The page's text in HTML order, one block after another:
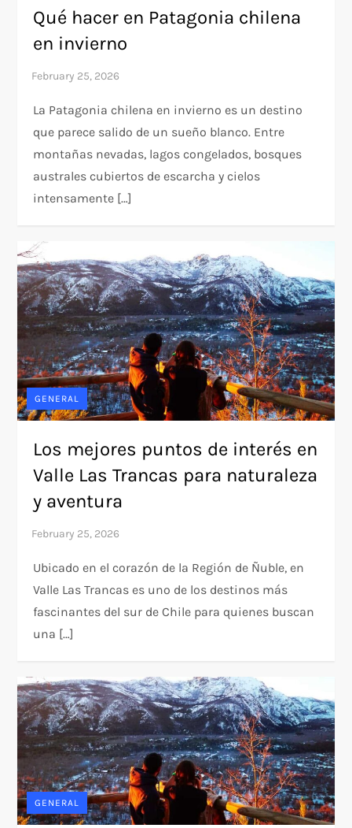
Qué hacer en Patagonia chilena
en invierno
La Patagonia chilena en invierno es un destino
que parece salido de un sueño blanco. Entre
montañas nevadas, lagos congelados, bosques
australes cubiertos de escarcha y cielos
intensamente […]
GENERAL
Los mejores puntos de interés en
Valle Las Trancas para naturaleza
y aventura
Ubicado en el corazón de la Región de Ñuble, en
Valle Las Trancas es uno de los destinos más
fascinantes del sur de Chile para quienes buscan
una […]
GENERAL